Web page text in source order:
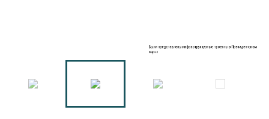
Были представлены инфраструктурные проекты в Президентском
парке